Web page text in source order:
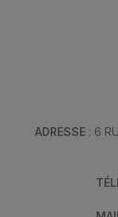
ADRESSE : 6